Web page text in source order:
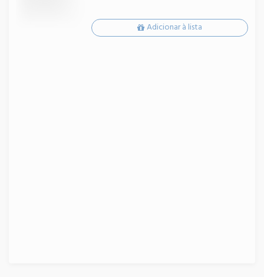
Adicionar à lista